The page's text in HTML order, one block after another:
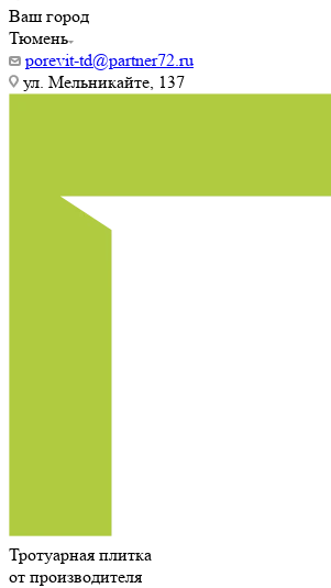
Ваш город
Тюмень
porevit-td@partner72.ru
ул. Мельникайте, 137
Тротуарная плитка
от производителя